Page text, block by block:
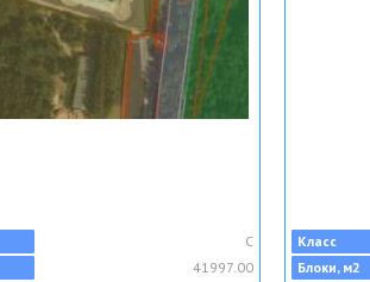
C
41997.00
Класс
Блоки, м2